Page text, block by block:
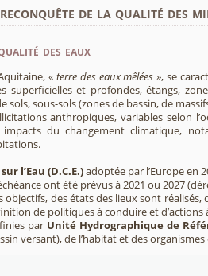
de la qualité des
des eaux
« terre des eaux mêlées », se
superficielles et profondes, étangs,
sols, sous-sols (zones de bassin, de
anthropiques, variables selon
impacts du changement climatique,
l’Eau (D.C.E.)adoptée par l’Europe en
ont été prévus à 2021 ou 2027
objectifs, des états des lieux sont
de politiques à conduire et d’actions
par Unité Hydrographique de
versant), de l’habitat et des